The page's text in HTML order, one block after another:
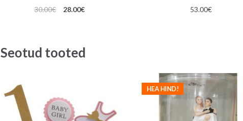
30.00€
Algne
28.00€Praegune
53.00€
Seotud tooted
HEA HIND!